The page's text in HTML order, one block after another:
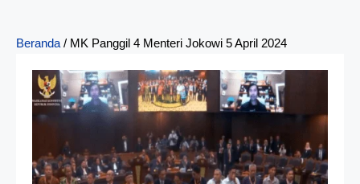
Beranda / MK Panggil 4 Menteri Jokowi 5 April 2024